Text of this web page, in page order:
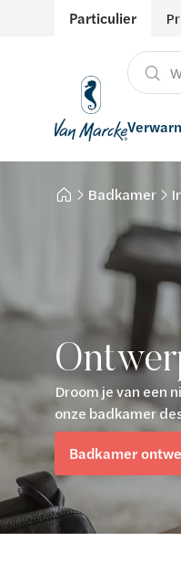
Particulier
Verwarming
Koeling
Producten
Badkamers
Inspiratie
Stijlen
Van Marcke
Ventilatie
Smart Home
Waterfilters
Badkamer
Droom je van een
onze badkamer
Badkamer